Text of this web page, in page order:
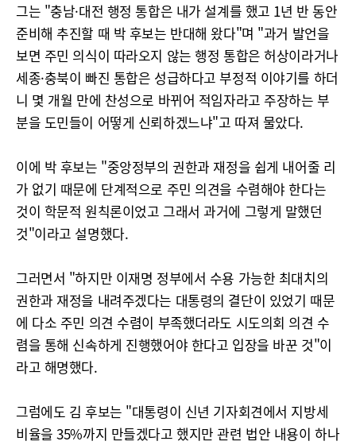
그는 "충남·대전 행정 통합은 내가 설계를 했고 1년 반 동안
준비해 추진할 때 박 후보는 반대해 왔다"며 "과거 발언을
보면 주민 의식이 따라오지 않는 행정 통합은 허상이라거나
세종·충북이 빠진 통합은 성급하다고 부정적 이야기를 하더
니 몇 개월 만에 찬성으로 바뀌어 적임자라고 주장하는 부
분을 도민들이 어떻게 신뢰하겠느냐"고 따져 물았다.
이에 박 후보는 "중앙정부의 권한과 재정을 쉽게 내어줄 리
가 없기 때문에 단계적으로 주민 의견을 수렴해야 한다는
것이 학문적 원칙론이었고 그래서 과거에 그렇게 말했던
것"이라고 설명했다.
그러면서 "하지만 이재명 정부에서 수용 가능한 최대치의
권한과 재정을 내려주겠다는 대통령의 결단이 있었기 때문
에 다소 주민 의견 수렴이 부족했더라도 시도의회 의견 수
렴을 통해 신속하게 진행했어야 한다고 입장을 바꾼 것"이
라고 해명했다.
그럼에도 김 후보는 "대통령이 신년 기자회견에서 지방세
비율을 35%까지 만들겠다고 했지만 관련 법안 내용이 하나